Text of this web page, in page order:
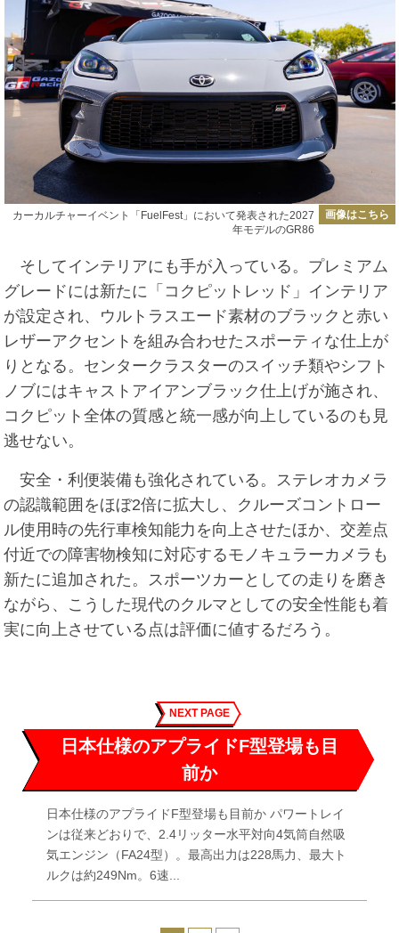
カーカルチャーイベント「FuelFest」において発表された2027
年モデルのGR86
画像はこちら
そしてインテリアにも手が入っている。プレミアム
グレードには新たに「コクピットレッド」インテリア
が設定され、ウルトラスエード素材のブラックと赤い
レザーアクセントを組み合わせたスポーティな仕上が
りとなる。センタークラスターのスイッチ類やシフト
ノブにはキャストアイアンブラック仕上げが施され、
コクピット全体の質感と統一感が向上しているのも見
逃せない。
安全・利便装備も強化されている。ステレオカメラ
の認識範囲をほぼ2倍に拡大し、クルーズコントロー
ル使用時の先行車検知能力を向上させたほか、交差点
付近での障害物検知に対応するモノキュラーカメラも
新たに追加された。スポーツカーとしての走りを磨き
ながら、こうした現代のクルマとしての安全性能も着
実に向上させている点は評価に値するだろう。
NEXT PAGE
日本仕様のアプライドF型登場も目
前か
日本仕様のアプライドF型登場も目前か パワートレイ
ンは従来どおりで、2.4リッター水平対向4気筒自然吸
気エンジン（FA24型）。最高出力は228馬力、最大ト
ルクは約249Nm。6速...